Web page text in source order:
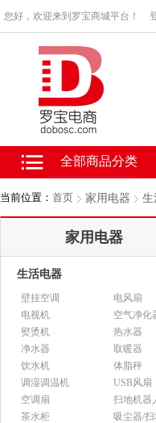
您好，欢迎来到罗宝商城平台！
全部商品分类
当前位置： 首页 家用电器 生
家用电器
生活电器
壁挂空调
电风扇
电视机
空气净化
熨烫机
热水器
净水器
取暖器
饮水机
体脂秤
调湿调温机
USB风扇
空调扇
扫地机器
茶水柜